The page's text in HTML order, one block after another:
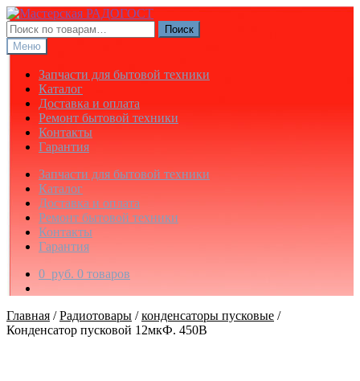
Перейти
к
навигации
Перейти
к
содержимому
Искать:
Поиск
Меню
Запчасти для бытовой техники
Каталог
Доставка и оплата
Ремонт бытовой техники
Контакты
Гарантия
Запчасти для бытовой техники
Каталог
Доставка и оплата
Ремонт бытовой техники
Контакты
Гарантия
0 руб. 0 товаров
Главная /Радиотовары /конденсаторы пусковые /
Конденсатор пусковой 12мкФ. 450В